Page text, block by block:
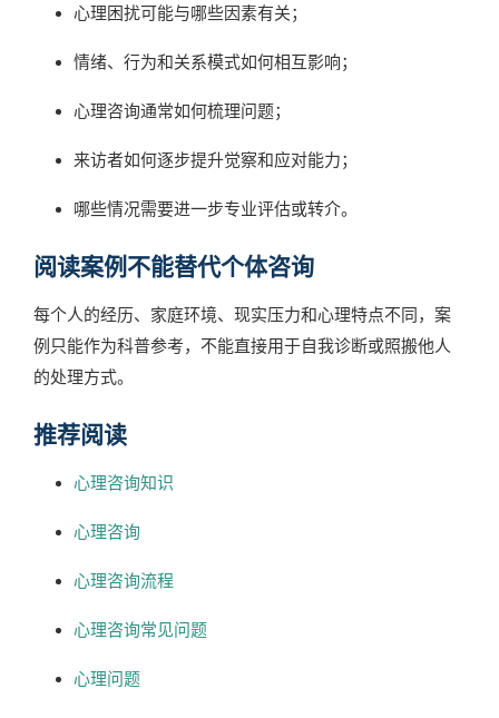
心理困扰可能与哪些因素有关；
情绪、行为和关系模式如何相互影响；
心理咨询通常如何梳理问题；
来访者如何逐步提升觉察和应对能力；
哪些情况需要进一步专业评估或转介。
阅读案例不能替代个体咨询
每个人的经历、家庭环境、现实压力和心理特点不同，案
例只能作为科普参考，不能直接用于自我诊断或照搬他人
的处理方式。
推荐阅读
心理咨询知识
心理咨询
心理咨询流程
心理咨询常见问题
心理问题